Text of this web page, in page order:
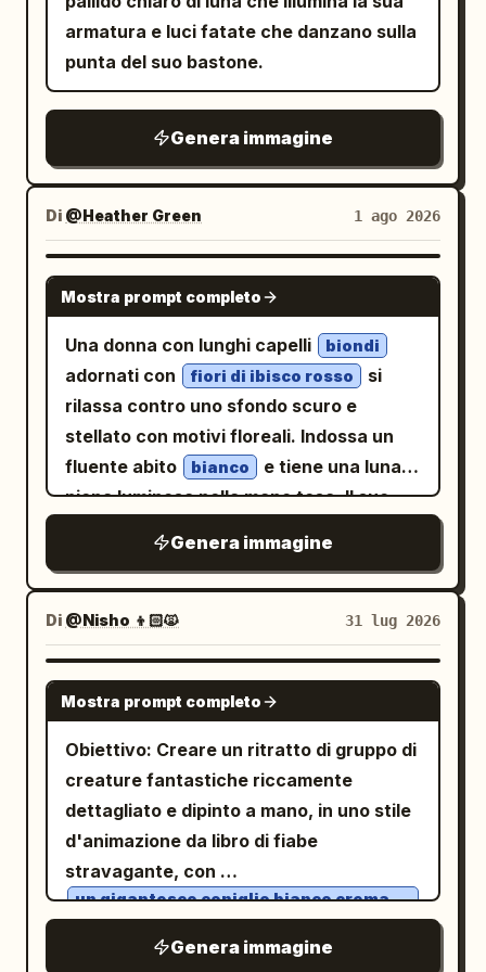
Sotto di esso, aggiungere il piccolo
Aggiungere una piccola etichetta blu
diagonale sopra il titolo con scritto “のぞ
む Debut Single”. Testo e layout del
poster: In alto a sinistra: grande nome
azzurro pallido, con il giapponese “のぞ
む” più piccolo sotto. Sotto di esso,
creare un blocco numerico di debutto
che riporti esattamente “DEBUT
NUMBER” e un grande “01”, con linee in
stile codice a barre. Pannello del profilo
a metà sinistra: includere esattamente 4
righe di profilo: “HEIGHT _ 158cm”,
“BIRTHDAY _ 4.24”, “VOICE _ Soft &
Clear”, “CHARM _ Smile”, più una piccola
forma d'onda. Slogan verticale sul lato
心に、やさしい歌を。” Pannello di rilascio
in alto a destra: “NEW DIGITAL SINGLE”,
grande data 2026 06.26 FRI ,
“RELEASE” e un codice a barre. Scheda
della tracklist a metà destra: includere
esattamente 5 tracce numerate: “01.
Lumière”, “02. 雨上がりの花束”, “03.
Mirage”, “04. 透明なメロディ”, “05. 小さな
願いごと”, più la durata totale “18:42”.
Widget del lettore musicale in basso a
destra: visualizzazione della forma
tempo “00:26” ed esattamente 3
marroni stringati con dettagli in metallo.
Dettagli fantasy: Dietro e parzialmente
attorno a lei si trova una grande ala di
drago serpentina, composta da scaglie
color acqua traslucide, membrane di
cristallo sfaccettato, filigrana in
bronzo/oro e accenti simili a gioielli.
Aggiungere grappoli di cristalli blu
scintillanti attorno al tronco e sulla
sabbia, specialmente vicino ai suoi piedi
e a destra del tronco. Elementi visibili
contati: Includere esattamente 1
ragazza con orecchie da gatto seduta, 1
chitarra elettrica, 1 cane color marrone
chiaro e bianco che dorme con un
collare verde ai suoi piedi, 1 nave a vela
bianca in lontananza sull'orizzonte a
destra, 1 grande tronco di legno, 1 ala di
drago di cristallo principale, 1 coda di
drago che si arriccia a sinistra, 1 piccola
stella marina nella sabbia vicino all'area
del testo e 2 piccole icone decorative
simili a emoji nell'ultima riga di testo: una
palma e una chitarra. Ambiente:
Spiaggia tropicale con onde color
turchese, sabbia chiara, rigogliose
colline verdi sullo sfondo, fronde di
palma che entrano dall'alto a sinistra,
enormi nuvole bianche soffici, cielo blu
profondo, luce solare scintillante, brezza
marina suggerita dal movimento dei
leggermente rivolto a sinistra mentre
guarda verso la fotocamera con un
delicato, occhi castano chiaro a
mandorla e sopracciglia sottili naturali. I
suoi lunghi capelli castani sono raccolti
in una mezza coda alta con frangia
sottile e piccoli
.
Abbigliamento/Posa: Un top in maglia
scollo a V e motivi in pizzo, abbinato a
una lunga gonna bianca svasata. Tiene
la bottiglia con la mano destra e si
sostiene con la mano sinistra appoggiata
sul pavimento. Sfondo/Luce: Un
con porte shoji aperte e un vivace
giardino verde. La morbida luce naturale
proveniente dall'alto a sinistra crea caldi
riflessi sulla pelle, sui capelli e sul
pavimento. Composizione/Fotocamera:
Rapporto d'aspetto verticale 3:4.
intera con la persona centrata. I
ritmicamente attorno a lei. Profondità di
Espressione fotorealistica ad alta
definizione per la persona principale e il
portico. I piccoli personaggi sono resi
armatura e luci fatate che danzano sulla
punta del suo bastone.
Genera immagine
Di @Heather Green 1 ago 2026
NANO BANANA PRO
Mostra prompt completo
Una donna con lunghi capelli biondi
adornati con fiori di ibisco rosso
si
rilassa contro uno sfondo scuro e
stellato con motivi floreali. Indossa un
fluente abito
bianco
e tiene una luna
piena luminosa nella mano tesa. Il suo
la sua espressione è serena.
Genera immagine
Di @Nisho 👦🏻🙀 31 lug 2026
GPT IMAGE 2
Mostra prompt completo
Obiettivo: Creare un ritratto di gruppo di
creature fantastiche riccamente
dettagliato e dipinto a mano, in uno stile
d'animazione da libro di fiabe
stravagante, con
un gigantesco coniglio bianco crema
soffice con lunghe orecchie dritte,
minuscoli occhi neri ovali e un sorriso
Genera immagine